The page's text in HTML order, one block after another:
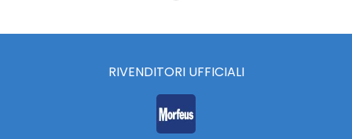
RIVENDITORI UFFICIALI